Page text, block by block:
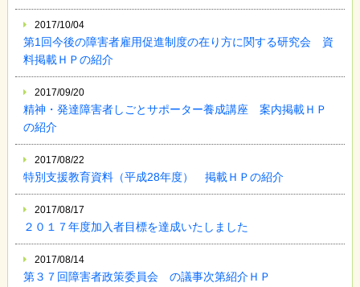
2017/10/04
第1回今後の障害者雇用促進制度の在り方に関する研究会 資
料掲載ＨＰの紹介
2017/09/20
精神・発達障害者しごとサポーター養成講座 案内掲載ＨＰ
の紹介
2017/08/22
特別支援教育資料（平成28年度） 掲載ＨＰの紹介
2017/08/17
２０１７年度加入者目標を達成いたしました
2017/08/14
第３７回障害者政策委員会 の議事次第紹介ＨＰ